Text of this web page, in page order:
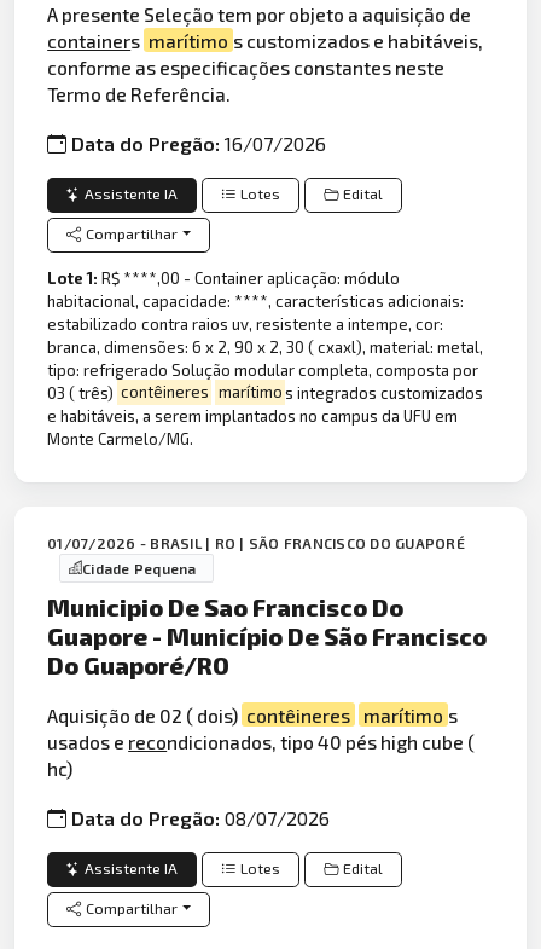
A presente Seleção tem por objeto a aquisição de
containers marítimo s customizados e habitáveis,
conforme as especificações constantes neste
Termo de Referência.
Data do Pregão:16/07/2026
Assistente IA Lotes Edital
Compartilhar
Lote 1:R$ ****,00 - Container aplicação: módulo
habitacional, capacidade: ****, características adicionais:
estabilizado contra raios uv, resistente a intempe, cor:
branca, dimensões: 6 x 2, 90 x 2, 30 ( cxaxl), material: metal,
tipo: refrigerado Solução modular completa, composta por
03 ( três) contêineres marítimos integrados customizados
e habitáveis, a serem implantados no campus da UFU em
Monte Carmelo/MG.
01/07/2026 - BRASIL | RO | SÃO FRANCISCO DO GUAPORÉ
Cidade Pequena
Municipio De Sao Francisco Do
Guapore - Município De São Francisco
Do Guaporé/RO
Aquisição de 02 ( dois) contêineres marítimo s
usados e recondicionados, tipo 40 pés high cube (
hc)
Data do Pregão:08/07/2026
Assistente IA Lotes Edital
Compartilhar